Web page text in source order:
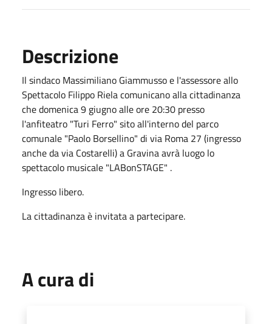
Descrizione
Il sindaco Massimiliano Giammusso e l'assessore allo
Spettacolo Filippo Riela comunicano alla cittadinanza
che domenica 9 giugno alle ore 20:30 presso
l'anfiteatro "Turi Ferro" sito all'interno del parco
comunale "Paolo Borsellino" di via Roma 27 (ingresso
anche da via Costarelli) a Gravina avrà luogo lo
spettacolo musicale "LABonSTAGE" .
Ingresso libero.
La cittadinanza è invitata a partecipare.
A cura di